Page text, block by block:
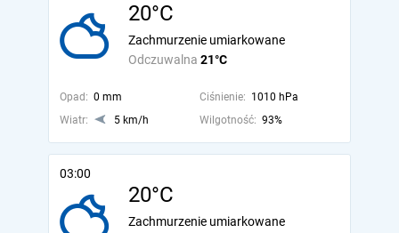
20°C
Odczuwalna 21°C
Zachmurzenie umiarkowane
Opad: 0 mm Ciśnienie: 1010 hPa
Wiatr:
5 km/h Wilgotność: 93%
03:00
20°C
Zachmurzenie umiarkowane